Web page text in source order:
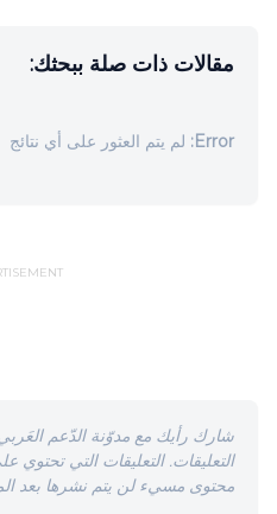
مقالات ذات صلة ببحثك:
Error: لم يتم العثور على أي نتائج
شارك رأيك مع مدوّنة الدّعم
التعليقات. التعليقات التي تحتوي
محتوى مسيء لن يتم نشرها بعد